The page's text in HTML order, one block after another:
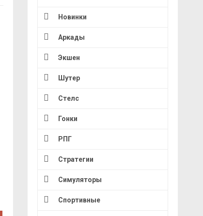
Новинки
Аркады
Экшен
Шутер
Стелс
Гонки
РПГ
Стратегии
Симуляторы
Спортивные